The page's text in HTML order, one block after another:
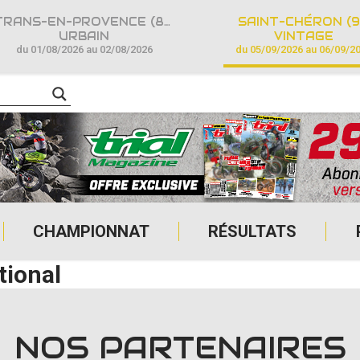
CHAMPIONNAT RÉSULTATS
TRANS-EN-PROVENCE (83)
URBAIN
du 01/08/2026 au 02/08/2026
SAINT-CHÉRON
VINTAGE
du 05/09/2026 au 06/09/
NOS PARTENAIRES